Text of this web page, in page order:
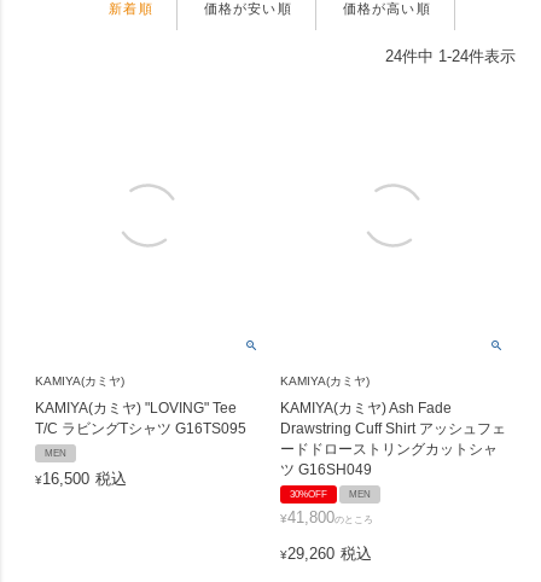
新着順 価格が安い順 価格が高い順
24件中 1-24件表示
KAMIYA(カミヤ)
KAMIYA(カミヤ) "LOVING" Tee
T/C ラビングTシャツ G16TS095
MEN
¥16,500 税込
KAMIYA(カミヤ)
KAMIYA(カミヤ) Ash Fade
Drawstring Cuff Shirt アッシュフェ
ードドローストリングカットシャ
ツ G16SH049
30%OFF MEN
¥41,800のところ
¥29,260 税込